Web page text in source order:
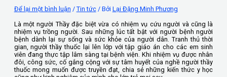
Để lại một bình luận / Tin tức/ Bởi Lại Đặng Minh Phương
Là một người Thầy đặc biệt vừa có nhiệm vụ cứu người và cũng là
nhiệm vụ trồng người. Sau những lúc tất bật với người bệnh người
bệnh dành lại sự sống và sức khỏe của người dân. Tranh thủ thời
gian, người thầy thuốc lại lên lớp với tập giáo án cho các em sinh
viên đang thực tập lâm sàng tại bệnh viện. Khi nhiệm vụ được nhân
đôi, công sức, cố gắng cộng với sự tâm huyết của nghề người thầy
thuốc mong muốn được truyền đạt, chia sẻ những kiến thức y học